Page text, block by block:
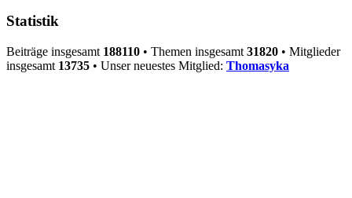
Statistik
Beiträge insgesamt 188110 • Themen insgesamt 31820 • Mitglieder
insgesamt 13735 • Unser neuestes Mitglied: Thomasyka